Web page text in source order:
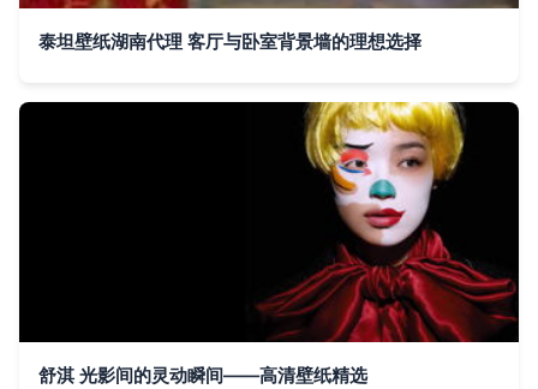
泰坦壁纸湖南代理 客厅与卧室背景墙的理想选择
舒淇 光影间的灵动瞬间——高清壁纸精选